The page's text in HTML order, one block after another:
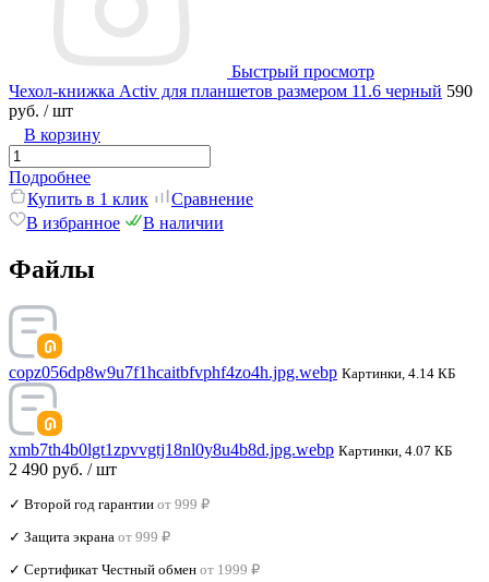
Быстрый просмотр
Чехол-книжка Activ для планшетов размером 11.6 черный 590
руб. / шт
В корзину
Подробнее
Купить в 1 клик
Сравнение
В избранное
В наличии
Файлы
copz056dp8w9u7f1hcaitbfvphf4zo4h.jpg.webp Картинки, 4.14 КБ
xmb7th4b0lgt1zpvvgtj18nl0y8u4b8d.jpg.webp Картинки, 4.07 КБ
2 490 руб. / шт
✓ Второй год гарантии от 999 ₽
✓ Защита экрана от 999 ₽
✓ Сертификат Честный обмен от 1999 ₽